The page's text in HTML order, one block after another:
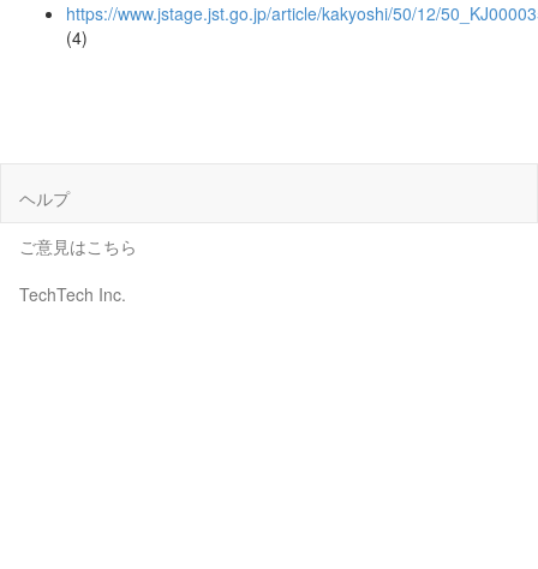
https://www.jstage.jst.go.jp/article/kakyoshi/50/12/
(4)
ヘルプ
ご意見はこちら
TechTech Inc.